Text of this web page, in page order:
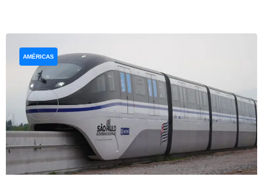
AMÉRICAS